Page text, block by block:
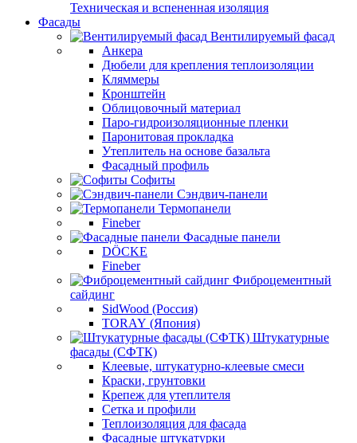
Техническая и вспененная изоляция
Фасады
Вентилируемый фасад
Анкера
Дюбели для крепления теплоизоляции
Кляммеры
Кронштейн
Облицовочный материал
Паро-гидроизоляционные пленки
Паронитовая прокладка
Утеплитель на основе базальта
Фасадный профиль
Софиты
Сэндвич-панели
Термопанели
Fineber
Фасадные панели
DÖCKE
Fineber
Фиброцементный
сайдинг
SidWood (Россия)
TORAY (Япония)
Штукатурные
фасады (СФТК)
Клеевые, штукатурно-клеевые смеси
Краски, грунтовки
Крепеж для утеплителя
Сетка и профили
Теплоизоляция для фасада
Фасадные штукатурки